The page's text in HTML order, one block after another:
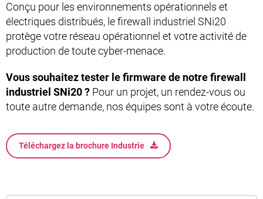
Conçu pour les environnements opérationnels et
électriques distribués, le firewall industriel SNi20
protège votre réseau opérationnel et votre activité de
production de toute cyber-menace.
Vous souhaitez tester le firmware de notre firewall
industriel SNi20 ? Pour un projet, un rendez-vous ou
toute autre demande, nos équipes sont à votre écoute.
Téléchargez la brochure Industrie